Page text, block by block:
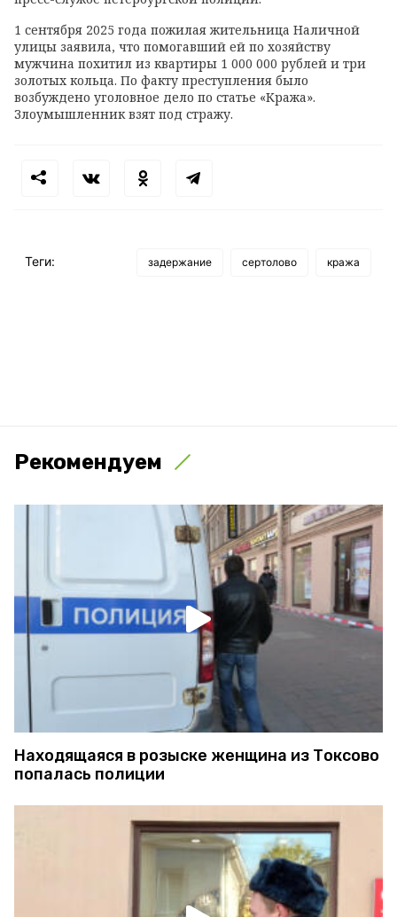
1 сентября 2025 года пожилая жительница Наличной
улицы заявила, что помогавший ей по хозяйству
мужчина похитил из квартиры 1 000 000 рублей и три
золотых кольца. По факту преступления было
возбуждено уголовное дело по статье «Кража».
Злоумышленник взят под стражу.
Теги: задержание сертолово кража
Рекомендуем
Находящаяся в розыске женщина из Токсово
попалась полиции